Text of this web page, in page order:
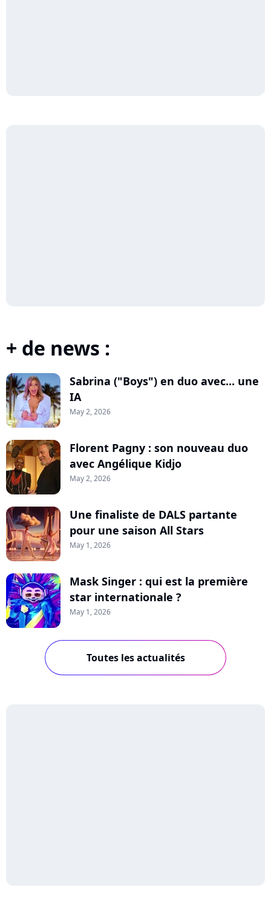
+ de news :
Sabrina ("Boys") en duo avec... une
IA
May 2, 2026
Florent Pagny : son nouveau duo
avec Angélique Kidjo
May 2, 2026
Une finaliste de DALS partante
pour une saison All Stars
May 1, 2026
Mask Singer : qui est la première
star internationale ?
May 1, 2026
Toutes les actualités